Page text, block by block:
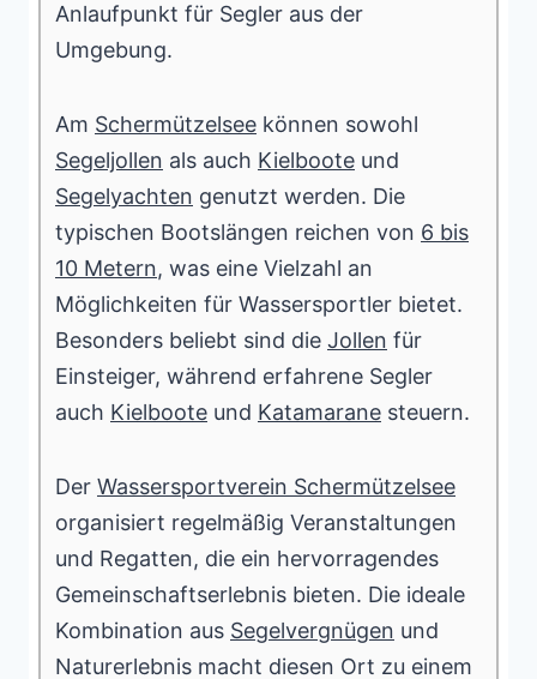
Anlaufpunkt für Segler aus der
Umgebung.
Am Schermützelsee können sowohl
Segeljollen als auch Kielboote und
Segelyachten genutzt werden. Die
typischen Bootslängen reichen von 6 bis
10 Metern, was eine Vielzahl an
Möglichkeiten für Wassersportler bietet.
Besonders beliebt sind die Jollen für
Einsteiger, während erfahrene Segler
auch Kielboote und Katamarane steuern.
Der Wassersportverein Schermützelsee
organisiert regelmäßig Veranstaltungen
und Regatten, die ein hervorragendes
Gemeinschaftserlebnis bieten. Die ideale
Kombination aus Segelvergnügen und
Naturerlebnis macht diesen Ort zu einem